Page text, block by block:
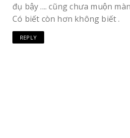
đụ bậy .... cũng chưa muộn
Có biết còn hơn không biết .
REPLY